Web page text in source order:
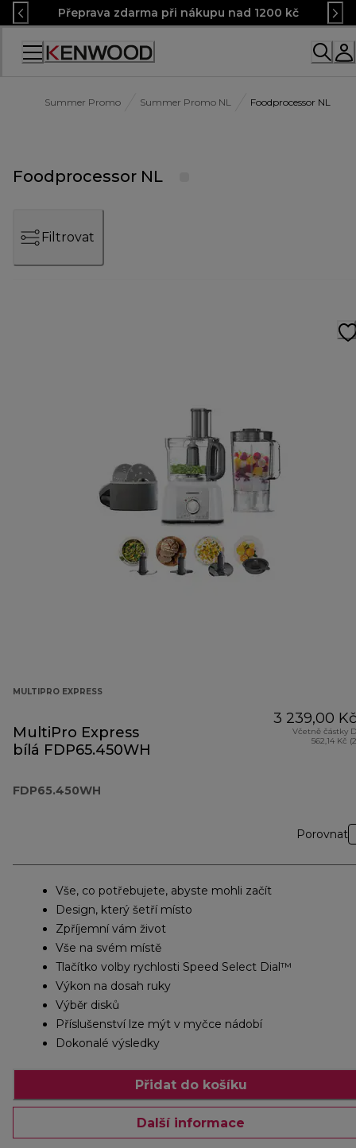
Skip
to
Content
Přeprava zdarma při nákupu nad 1200 kč
Accessibility
Summer Promo Summer Promo NL Foodprocessor NL
Foodprocessor NL
Filtrovat
MULTIPRO EXPRESS
MultiPro Express
bílá FDP65.450WH
FDP65.450WH
3 239,00 Kč
Včetně částky
562,14 Kč
Porovnat
Vše, co potřebujete, abyste mohli začít
Design, který šetří místo
Zpříjemní vám život
Vše na svém místě
Tlačítko volby rychlosti Speed Select Dial™
Výkon na dosah ruky
Výběr disků
Příslušenství lze mýt v myčce nádobí
Dokonalé výsledky
Přidat do košíku
Další informace